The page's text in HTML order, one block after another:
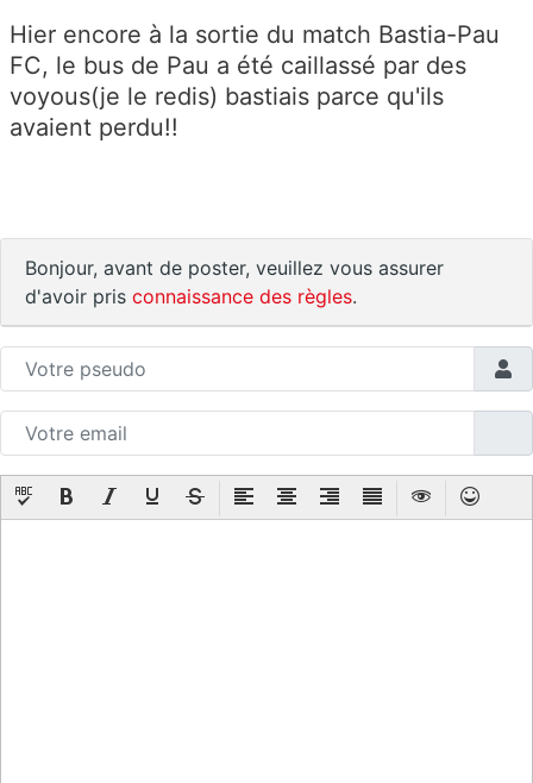
Hier encore à la sortie du match Bastia-Pau
FC, le bus de Pau a été caillassé par des
voyous(je le redis) bastiais parce qu'ils
avaient perdu!!
Bonjour, avant de poster, veuillez vous assurer
d'avoir pris connaissance des règles.